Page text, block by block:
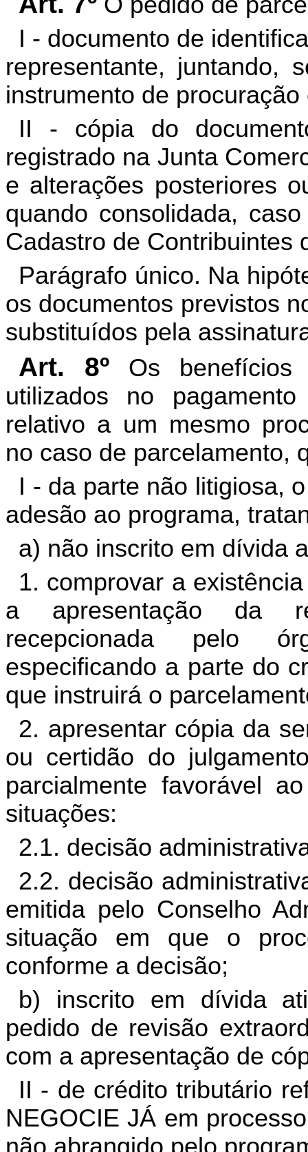
I - documento de
representante, juntando,
instrumento de
II - cópia do
registrado na Junta
e alterações posteriores
quando consolidada,
Cadastro de Contribuintes
Parágrafo único. Na
os documentos previstos
substituídos pela
Art. 8ºOs benefícios
utilizados no
relativo a um mesmo
no caso de parcelamento,
I - da parte não litigiosa,
adesão ao programa,
a) não inscrito em dívida
1. comprovar a
a apresentação da
recepcionada pelo
especificando a parte do
que instruirá o
2. apresentar cópia da
ou certidão do
parcialmente favorável
situações:
2.1. decisão
2.2. decisão
emitida pelo Conselho
situação em que o
conforme a decisão;
b) inscrito em dívida
pedido de revisão
com a apresentação de
II - de crédito tributário
NEGOCIE JÁ em